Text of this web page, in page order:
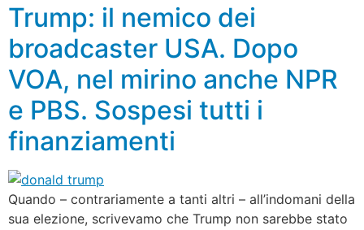
Trump: il nemico dei
broadcaster USA. Dopo
VOA, nel mirino anche NPR
e PBS. Sospesi tutti i
finanziamenti
Quando – contrariamente a tanti altri – all’indomani della
sua elezione, scrivevamo che Trump non sarebbe stato